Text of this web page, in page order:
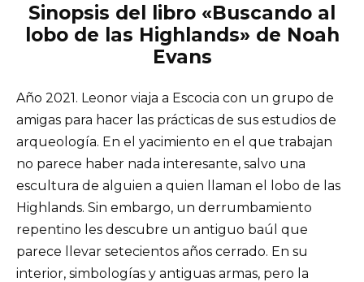
Sinopsis del libro «Buscando al
lobo de las Highlands» de Noah
Evans
Año 2021. Leonor viaja a Escocia con un grupo de
amigas para hacer las prácticas de sus estudios de
arqueología. En el yacimiento en el que trabajan
no parece haber nada interesante, salvo una
escultura de alguien a quien llaman el lobo de las
Highlands. Sin embargo, un derrumbamiento
repentino les descubre un antiguo baúl que
parece llevar setecientos años cerrado. En su
interior, simbologías y antiguas armas, pero la